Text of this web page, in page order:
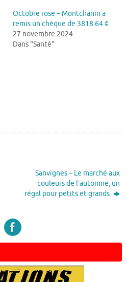
Octobre rose – Montchanin a
remis un chèque de 3818.64 €
27 novembre 2024
Dans "Santé"
Sanvignes – Le marché aux
couleurs de l’automne, un
régal pour petits et grands